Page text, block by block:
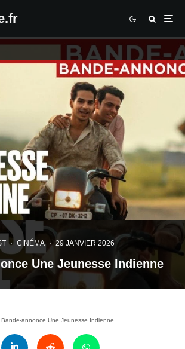
· CINÉMA · 29 JANVIER 2026
Une Jeunesse Indienne
Bande-annonce Une Jeunesse Indienne